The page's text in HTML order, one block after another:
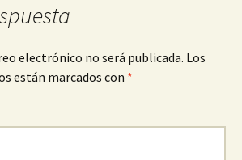
electrónico no será publicada. Los
están marcados con *